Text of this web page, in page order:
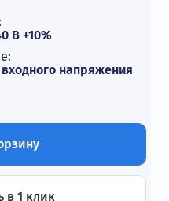
В +10%
напряжения
в 1 клик